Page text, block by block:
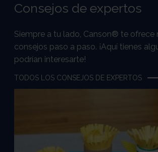
Consejos de expertos
Siempre a tu lado, Canson® te ofrece
consejos paso a paso. ¡Aquí tienes
podrían interesarte!
TODOS LOS CONSEJOS DE EXPERTOS